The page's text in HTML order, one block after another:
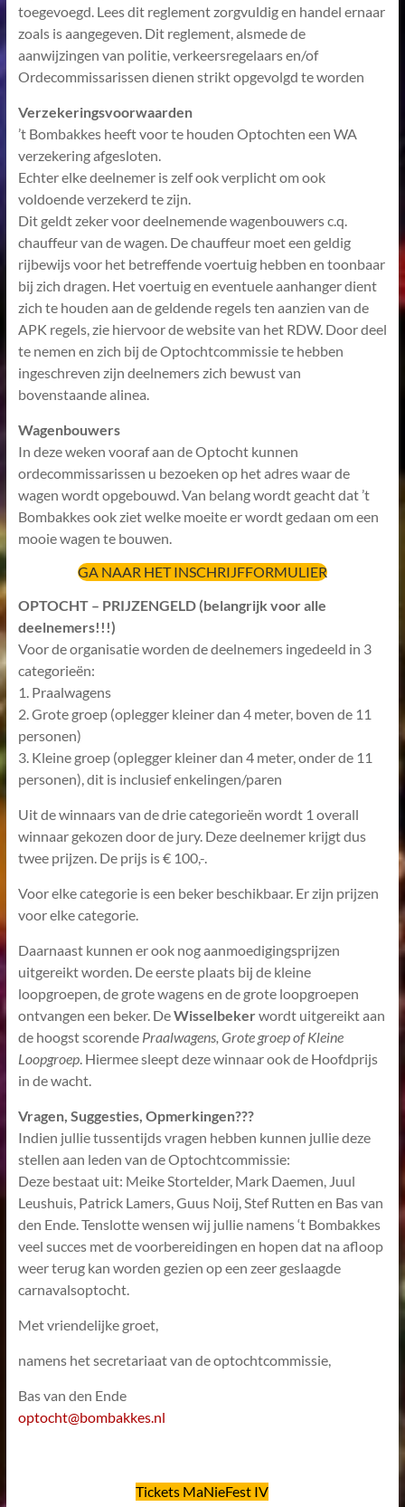
toegevoegd. Lees dit reglement zorgvuldig en handel ernaar
zoals is aangegeven. Dit reglement, alsmede de
aanwijzingen van politie, verkeersregelaars en/of
Ordecommissarissen dienen strikt opgevolgd te worden
Verzekeringsvoorwaarden
’t Bombakkes heeft voor te houden Optochten een WA
verzekering afgesloten.
Echter elke deelnemer is zelf ook verplicht om ook
voldoende verzekerd te zijn.
Dit geldt zeker voor deelnemende wagenbouwers c.q.
chauffeur van de wagen. De chauffeur moet een geldig
rijbewijs voor het betreffende voertuig hebben en toonbaar
bij zich dragen. Het voertuig en eventuele aanhanger dient
zich te houden aan de geldende regels ten aanzien van de
APK regels, zie hiervoor de website van het RDW. Door deel
te nemen en zich bij de Optochtcommissie te hebben
ingeschreven zijn deelnemers zich bewust van
bovenstaande alinea.
Wagenbouwers
In deze weken vooraf aan de Optocht kunnen
ordecommissarissen u bezoeken op het adres waar de
wagen wordt opgebouwd. Van belang wordt geacht dat ’t
Bombakkes ook ziet welke moeite er wordt gedaan om een
mooie wagen te bouwen.
GA NAAR HET INSCHRIJFFORMULIER
OPTOCHT – PRIJZENGELD (belangrijk voor alle
deelnemers!!!)
Voor de organisatie worden de deelnemers ingedeeld in 3
categorieën:
1. Praalwagens
2. Grote groep (oplegger kleiner dan 4 meter, boven de 11
personen)
3. Kleine groep (oplegger kleiner dan 4 meter, onder de 11
personen), dit is inclusief enkelingen/paren
Uit de winnaars van de drie categorieën wordt 1 overall
winnaar gekozen door de jury. Deze deelnemer krijgt dus
twee prijzen. De prijs is € 100,-.
Voor elke categorie is een beker beschikbaar. Er zijn prijzen
voor elke categorie.
Daarnaast kunnen er ook nog aanmoedigingsprijzen
uitgereikt worden. De eerste plaats bij de kleine
loopgroepen, de grote wagens en de grote loopgroepen
ontvangen een beker. DeWisselbekerwordt uitgereikt aan
de hoogst scorende Praalwagens, Grote groep of Kleine
Loopgroep. Hiermee sleept deze winnaar ook de Hoofdprijs
in de wacht.
Vragen, Suggesties, Opmerkingen???
Indien jullie tussentijds vragen hebben kunnen jullie deze
stellen aan leden van de Optochtcommissie:
Deze bestaat uit: Meike Stortelder, Mark Daemen, Juul
Leushuis, Patrick Lamers, Guus Noij, Stef Rutten en Bas van
den Ende. Tenslotte wensen wij jullie namens ‘t Bombakkes
veel succes met de voorbereidingen en hopen dat na afloop
weer terug kan worden gezien op een zeer geslaagde
carnavalsoptocht.
Met vriendelijke groet,
namens het secretariaat van de optochtcommissie,
Bas van den Ende
optocht@bombakkes.nl
Tickets MaNieFest IV